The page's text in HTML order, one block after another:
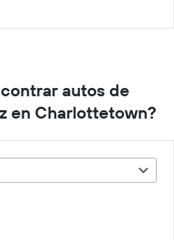
autos de
en Charlottetown?